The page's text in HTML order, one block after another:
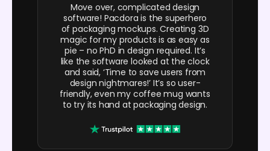
Move over, complicated design
software! Pacdora is the superhero
of packaging mockups. Creating 3D
magic for my products is as easy as
pie – no PhD in design required. It’s
like the software looked at the clock
and said, ‘Time to save users from
design nightmares!’ It’s so user-
friendly, even my coffee mug wants
to try its hand at packaging design.